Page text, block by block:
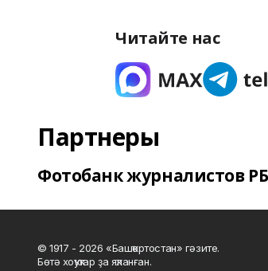
Читайте нас
Партнеры
Фотобанк журналистов РБ
© 1917 - 2026 «Башҡортостан» гәзите.
Бөтә хоҡуҡтар ҙа яҡланған.